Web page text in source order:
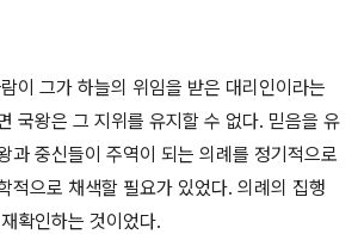
이 그가 하늘의 위임을 받은 대리인이라는
국왕은 그 지위를 유지할 수 없다. 믿음을 유
과 중신들이 주역이 되는 의례를 정기적으로
적으로 채색할 필요가 있었다. 의례의 집행
확인하는 것이었다.